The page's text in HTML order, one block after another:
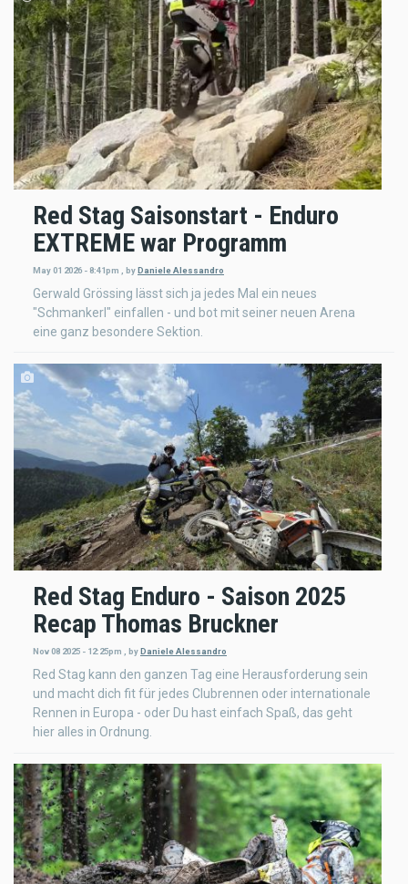
Red Stag Saisonstart - Enduro
EXTREME war Programm
May 01 2026 - 8:41pm byDaniele Alessandro
Gerwald Grössing lässt sich ja jedes Mal ein neues
"Schmankerl" einfallen - und bot mit seiner neuen Arena
eine ganz besondere Sektion.
Red Stag Enduro - Saison 2025
Recap Thomas Bruckner
Nov 08 2025 - 12:25pm byDaniele Alessandro
Red Stag kann den ganzen Tag eine Herausforderung sein
und macht dich fit für jedes Clubrennen oder internationale
Rennen in Europa - oder Du hast einfach Spaß, das geht
hier alles in Ordnung.